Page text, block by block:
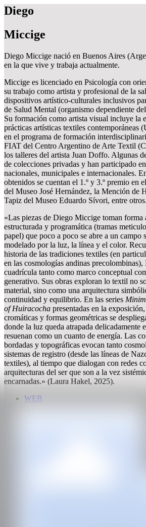
Diego
Miccige
Diego Miccige nació en Buenos Aires
en la que vive y trabaja actualmente.
Miccige es licenciado en Psicología con
su trabajo como artista y profesional de la
dispositivos artístico-culturales inclusivos
de Salud Mental (organismo dependiente
Su formación como artista visual incluye la
prácticas artísticas textiles contemporáneas
en el programa de formación
FIAT del Centro Argentino de Arte Textil
los talleres del artista Juan Doffo. Algunas
de colecciones privadas y han participado
nacionales, municipales e internacionales.
obtenidos se cuentan el 1.º y 3.º premio en
del Museo José Hernández, la Mención de
Tapiz del Museo Eduardo Sívori, entre otros.
«Las piezas de Diego Miccige toman forma
estructurada y programática (tramas
papel) que poco a poco se abre a un campo
modelado por la luz, la línea y el color.
historia de las tradiciones textiles (en
en las cosmologías andinas
cuadrícula tanto como marco conceptual
generativo. Sus obras exploran lo textil no
material, sino como una arquitectura
continuidad y equilibrio. En las series
of Huiracocha presentadas en la
cromáticas y formas geométricas se
donde la luz queda atrapada delicadamente
resuenan como un cuanto de energía. Las
bordadas y topográficas evocan tanto
sistemas de registro (desde las líneas de
textiles), al tiempo que dialogan con redes
arquitecturas del ser que son a la vez
encarnadas.» (Laura Hakel, 2025).
WEB